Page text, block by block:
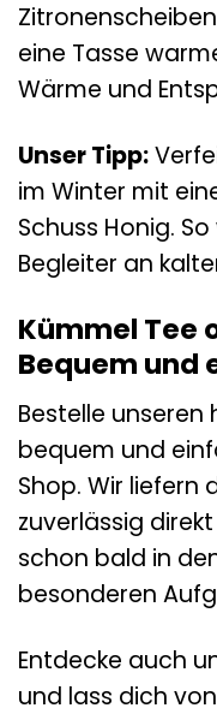
eine Tasse
Wärme und
Unser Tipp:
im Winter mit
Schuss Honig.
Begleiter an
Kümmel Tee
Bequem und
Bestelle
bequem und
Shop. Wir liefern
zuverlässig
schon bald in
besonderen
Entdecke auch
und lass dich